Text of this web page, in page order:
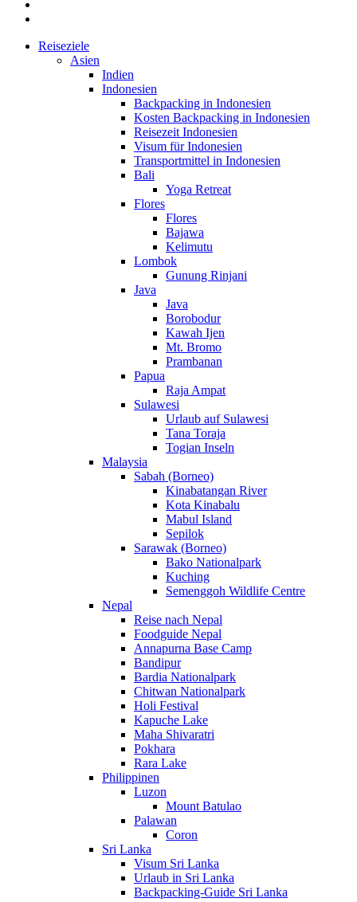
Reiseziele
Asien
Indien
Indonesien
Backpacking in Indonesien
Kosten Backpacking in Indonesien
Reisezeit Indonesien
Visum für Indonesien
Transportmittel in Indonesien
Bali
Yoga Retreat
Flores
Flores
Bajawa
Kelimutu
Lombok
Gunung Rinjani
Java
Java
Borobodur
Kawah Ijen
Mt. Bromo
Prambanan
Papua
Raja Ampat
Sulawesi
Urlaub auf Sulawesi
Tana Toraja
Togian Inseln
Malaysia
Sabah (Borneo)
Kinabatangan River
Kota Kinabalu
Mabul Island
Sepilok
Sarawak (Borneo)
Bako Nationalpark
Kuching
Semenggoh Wildlife Centre
Nepal
Reise nach Nepal
Foodguide Nepal
Annapurna Base Camp
Bandipur
Bardia Nationalpark
Chitwan Nationalpark
Holi Festival
Kapuche Lake
Maha Shivaratri
Pokhara
Rara Lake
Philippinen
Luzon
Mount Batulao
Palawan
Coron
Sri Lanka
Visum Sri Lanka
Urlaub in Sri Lanka
Backpacking-Guide Sri Lanka